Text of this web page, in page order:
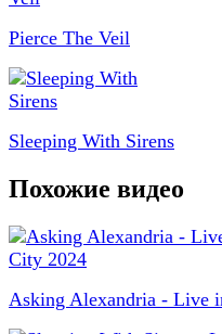
Pierce The Veil
Sleeping With Sirens
Похожие видео
Asking Alexandria - Live